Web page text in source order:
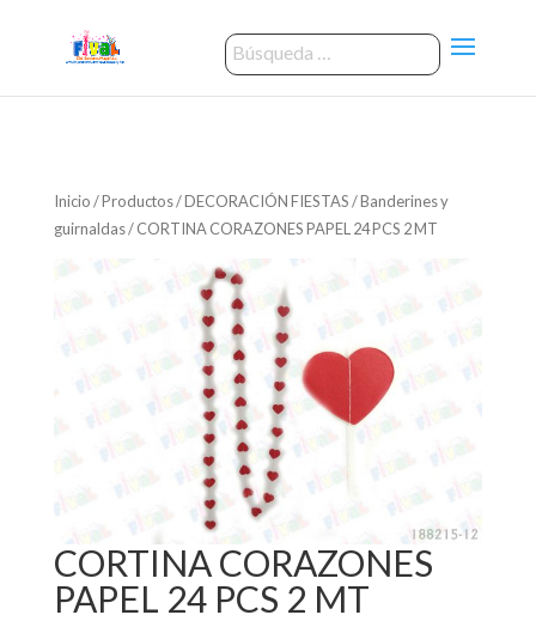
Inicio/Productos/DECORACIÓN FIESTAS/Banderines y
guirnaldas/ CORTINA CORAZONES PAPEL 24 PCS 2 MT
CORTINA CORAZONES
PAPEL 24 PCS 2 MT